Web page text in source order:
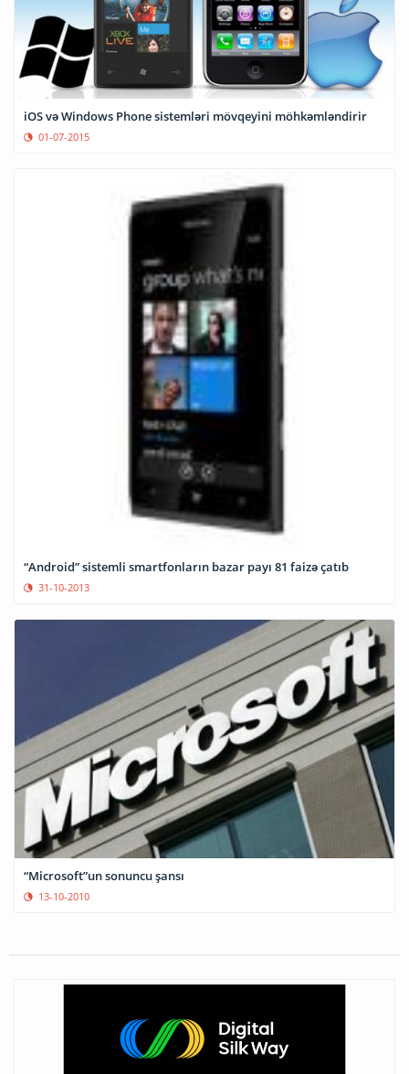
iOS və Windows Phone sistemləri mövqeyini möhkəmləndirir
01-07-2015
“Android” sistemli smartfonların bazar payı 81 faizə çatıb
31-10-2013
“Microsoft”un sonuncu şansı
13-10-2010